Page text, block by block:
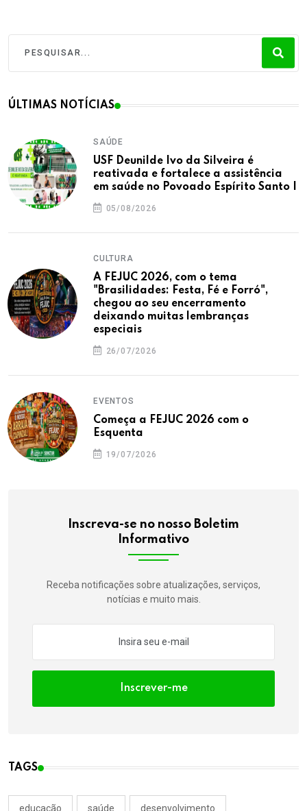
ÚLTIMAS NOTÍCIAS
SAÚDE
USF Deunilde Ivo da Silveira é
reativada e fortalece a assistência
em saúde no Povoado Espírito Santo I
05/08/2026
CULTURA
A FEJUC 2026, com o tema
"Brasilidades: Festa, Fé e Forró",
chegou ao seu encerramento
deixando muitas lembranças
especiais
26/07/2026
EVENTOS
Começa a FEJUC 2026 com o
Esquenta
19/07/2026
Inscreva-se no nosso Boletim
Informativo
Receba notificações sobre atualizações, serviços,
notícias e muito mais.
Inscrever-me
TAGS
educação saúde desenvolvimento